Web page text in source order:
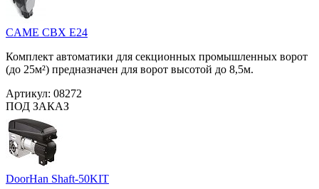
CAME CBX E24
Комплект автоматики для секционных промышленных ворот
(до 25м²) предназначен для ворот высотой до 8,5м.
Артикул: 08272
ПОД ЗАКАЗ
DoorHan Shaft-50KIT